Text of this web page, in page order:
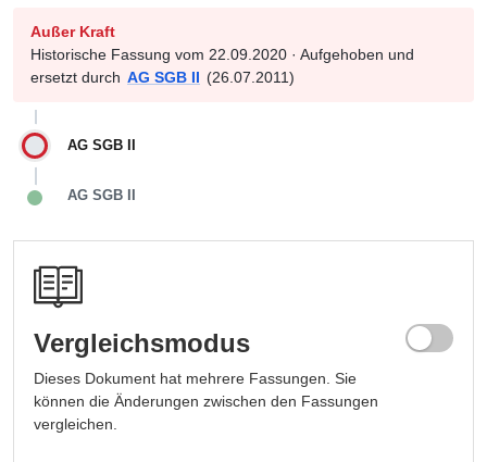
Außer Kraft
Historische Fassung vom 22.09.2020 · Aufgehoben und
ersetzt durch AG SGB II (26.07.2011)
AG SGB II
AG SGB II
Vergleichsmodus
Dieses Dokument hat mehrere Fassungen. Sie
können die Änderungen zwischen den Fassungen
vergleichen.